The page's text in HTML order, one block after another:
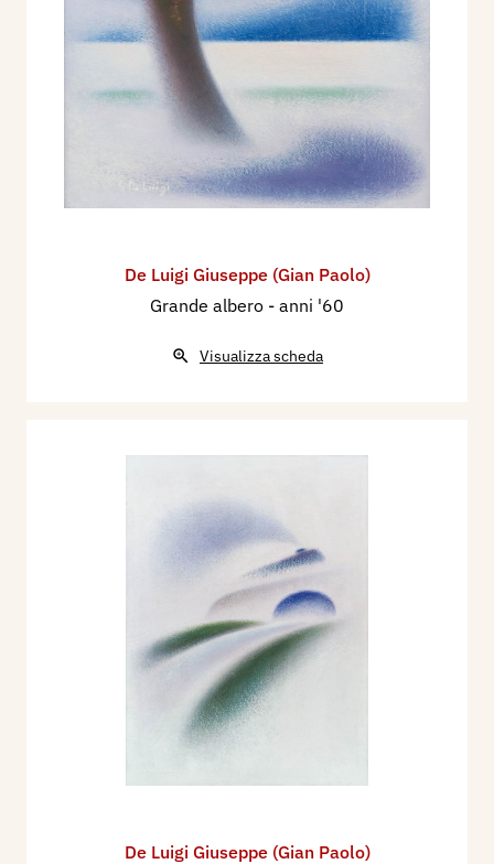
De Luigi Giuseppe (Gian Paolo)
Grande albero - anni '60
Visualizza scheda
De Luigi Giuseppe (Gian Paolo)